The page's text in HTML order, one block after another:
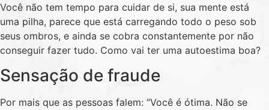
Você não tem tempo para cuidar de si, sua mente está
uma pilha, parece que está carregando todo o peso sob
seus ombros, e ainda se cobra constantemente por não
conseguir fazer tudo. Como vai ter uma autoestima boa?
Sensação de fraude
Por mais que as pessoas falem: “Você é ótima. Não se